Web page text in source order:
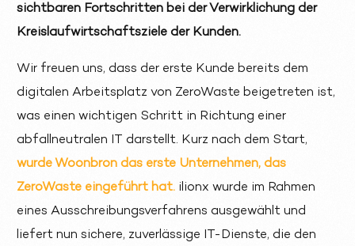
sichtbaren Fortschritten bei der Verwirklichung der
Kreislaufwirtschaftsziele der Kunden.
Wir freuen uns, dass der erste Kunde bereits dem
digitalen Arbeitsplatz von ZeroWaste beigetreten ist,
was einen wichtigen Schritt in Richtung einer
abfallneutralen IT darstellt. Kurz nach dem Start,
wurde Woonbron das erste Unternehmen, das
ZeroWaste eingeführt hat. ilionx wurde im Rahmen
eines Ausschreibungsverfahrens ausgewählt und
liefert nun sichere, zuverlässige IT-Dienste, die den